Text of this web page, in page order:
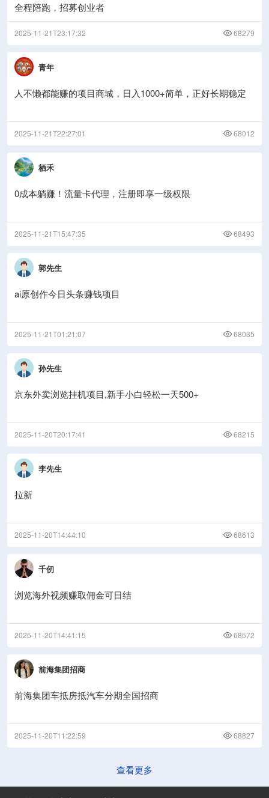
全程陪跑，招募创业者
2025-11-21T23:17:32 68279
青年
人不懒都能赚的项目商城，日入1000+简单，正好长期稳定
2025-11-21T22:27:01 68012
栖禾
0成本躺赚！流量卡代理，注册即享一级权限
2025-11-21T15:47:35 68493
郭先生
ai原创作今日头条赚钱项目
2025-11-21T01:21:07 68035
孙先生
京东外卖浏览挂机项目,新手小白轻松一天500+
2025-11-20T20:17:41 68215
李先生
拉新
2025-11-20T14:44:10 68613
千仞
浏览海外视频赚取佣金可日结
2025-11-20T14:41:15 68572
前海集团招商
前海集团车抵房抵汽车分期全国招商
2025-11-20T11:22:59 68827
查看更多